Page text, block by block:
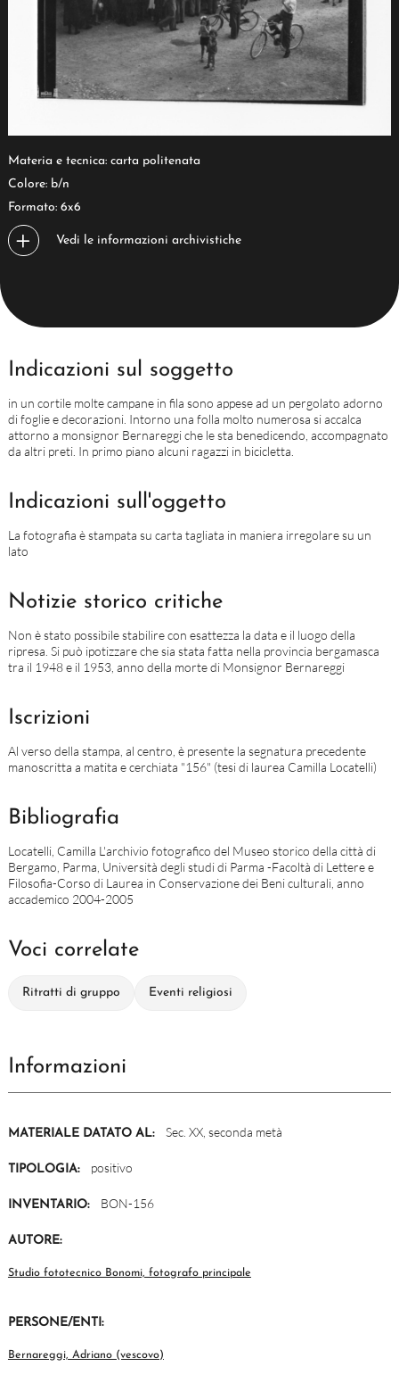
Materia e tecnica: carta politenata
Colore: b/n
Formato: 6x6
Vedi le informazioni archivistiche
Indicazioni sul soggetto
in un cortile molte campane in fila sono appese ad un pergolato adorno
di foglie e decorazioni. Intorno una folla molto numerosa si accalca
attorno a monsignor Bernareggi che le sta benedicendo, accompagnato
da altri preti. In primo piano alcuni ragazzi in bicicletta.
Indicazioni sull'oggetto
La fotografia è stampata su carta tagliata in maniera irregolare su un
lato
Notizie storico critiche
Non è stato possibile stabilire con esattezza la data e il luogo della
ripresa. Si può ipotizzare che sia stata fatta nella provincia bergamasca
tra il 1948 e il 1953, anno della morte di Monsignor Bernareggi
Iscrizioni
Al verso della stampa, al centro, è presente la segnatura precedente
manoscritta a matita e cerchiata "156" (tesi di laurea Camilla Locatelli)
Bibliografia
Locatelli, Camilla L'archivio fotografico del Museo storico della città di
Bergamo, Parma, Università degli studi di Parma -Facoltà di Lettere e
Filosofia-Corso di Laurea in Conservazione dei Beni culturali, anno
accademico 2004-2005
Voci correlate
Ritratti di gruppo Eventi religiosi
Informazioni
MATERIALE DATATO AL: Sec. XX, seconda metà
TIPOLOGIA: positivo
INVENTARIO: BON-156
AUTORE:
Studio fototecnico Bonomi, fotografo principale
PERSONE/ENTI:
Bernareggi, Adriano (vescovo)